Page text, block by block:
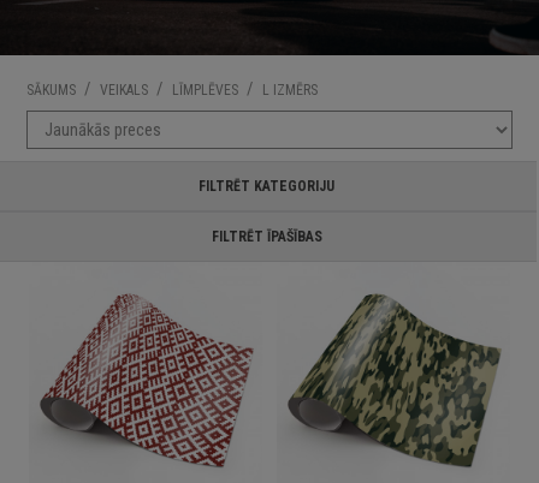
SĀKUMS / VEIKALS / LĪMPLĒVES / L IZMĒRS
FILTRĒT KATEGORIJU
FILTRĒT ĪPAŠĪBAS